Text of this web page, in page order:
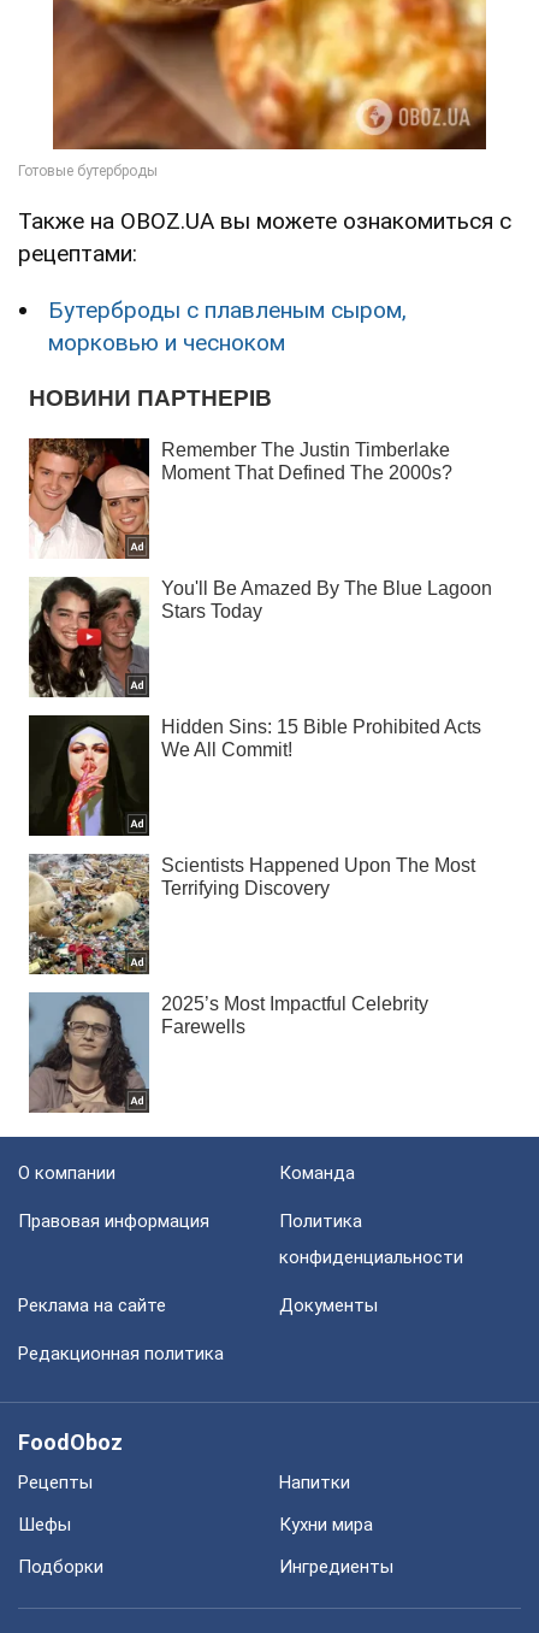
Также на OBOZ.UA вы можете ознакомиться с
рецептами:
Бутерброды с плавленым сыром,
морковью и чесноком
О компании Команда
Правовая информация
Политика
конфиденциальности
Реклама на сайте Документы
Редакционная политика
FoodOboz
Рецепты
Напитки
Шефы
Кухни мира
Подборки
Ингредиенты